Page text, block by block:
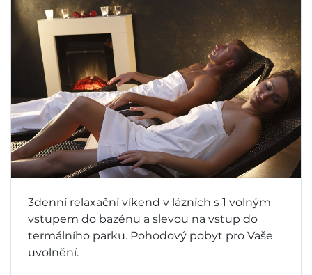
3denní relaxační víkend v lázních s 1 volným
vstupem do bazénu a slevou na vstup do
termálního parku. Pohodový pobyt pro Vaše
uvolnění.